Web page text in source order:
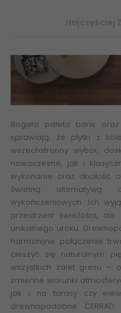
Bogata paleta barw
sprawiają, że płytki z
wszechstronny wybór,
nowoczesne, jak i
wykonanie oraz dbałość
świetną alternatywą
wykończeniowych. Ich
przestrzeni świeżości,
unikalnego uroku.
harmonijne połączenie
cieszyć się naturalnym
wszystkich zalet gresu –
zmienne warunki
jak i na tarasy czy
drewnopodobne